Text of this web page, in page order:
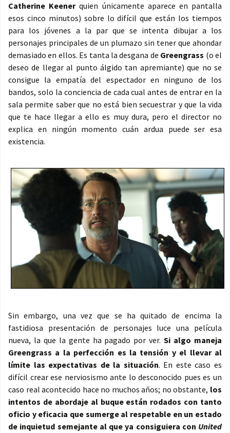
Catherine Keenerquien únicamente aparece en pantalla
esos cinco minutos) sobre lo difícil que están los tiempos
para los jóvenes a la par que se intenta dibujar a los
personajes principales de un plumazo sin tener que ahondar
demasiado en ellos. Es tanta la desgana de Greengrass (o el
deseo de llegar al punto álgido tan apremiante) que no se
consigue la empatía del espectador en ninguno de los
bandos, solo la conciencia de cada cual antes de entrar en la
sala permite saber que no está bien secuestrar y que la vida
que te hace llegar a ello es muy dura, pero el director no
explica en ningún momento cuán ardua puede ser esa
existencia.
Sin embargo, una vez que se ha quitado de encima la
fastidiosa presentación de personajes luce una película
nueva, la que la gente ha pagado por ver.Si algo maneja
Greengrass a la perfección es la tensión y el llevar al
límite las expectativas de la situación. En este caso es
difícil crear ese nerviosismo ante lo desconocido pues es un
caso real acontecido hace no muchos años; no obstante, los
intentos de abordaje al buque están rodados con tanto
oficio y eficacia que sumerge al respetable en un estado
de inquietud semejante al que ya consiguiera con United